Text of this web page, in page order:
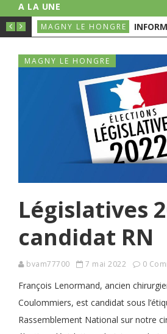
A LA UNE
MAGNY LE HONGRE INFORMATIONS
MAGNY LE HONGRE
Législatives
candidat RN
bvam77700 7 mai 2022 0
François Lenormand, ancien
Coulommiers, est candidat sous
Rassemblement National sur notre